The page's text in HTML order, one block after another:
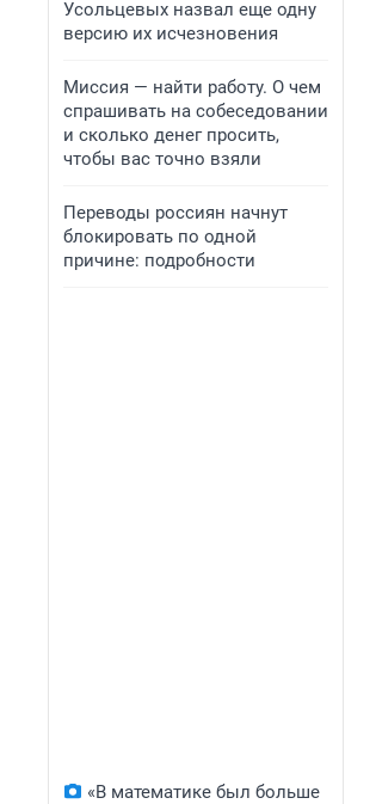
Усольцевых назвал еще одну
версию их исчезновения
Миссия — найти работу. О чем
спрашивать на собеседовании
и сколько денег просить,
чтобы вас точно взяли
Переводы россиян начнут
блокировать по одной
причине: подробности
«В математике был больше